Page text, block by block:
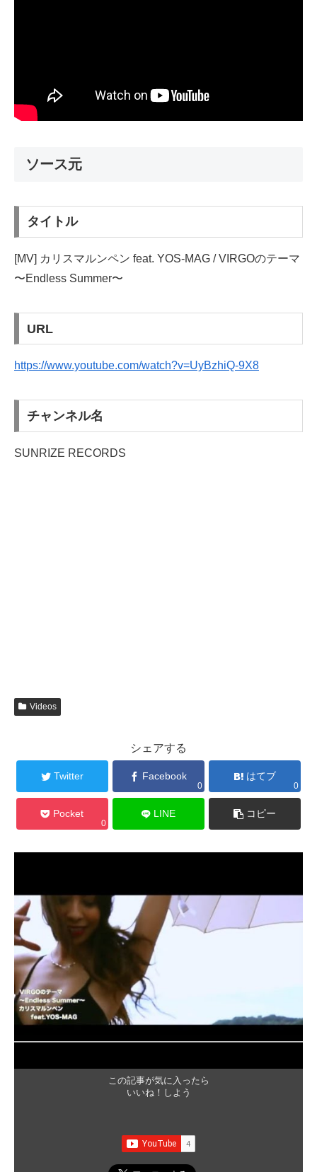
ソース元
タイトル
[MV] カリスマルンペン feat. YOS-MAG / VIRGOのテーマ
〜Endless Summer〜
URL
https://www.youtube.com/watch?v=UyBzhiQ-9X8
チャンネル名
SUNRIZE RECORDS
Videos
シェアする
Twitter Facebook
0
はてブ
0
Pocket
0
LINE コピー
この記事が気に入ったら
いいね！しよう